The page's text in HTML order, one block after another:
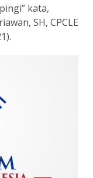
kata,
SH, CPCLE